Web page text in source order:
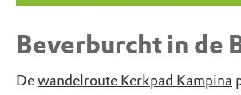
Beverburcht in de
Dewandelroute Kerkpad Kampina